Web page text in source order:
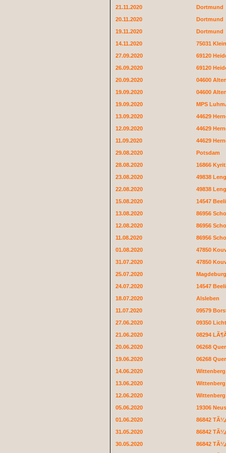
21.11.2020
Dortmund
20.11.2020
Dortmund
19.11.2020
Dortmund
14.11.2020
75031
27.09.2020
69120
26.09.2020
69120
20.09.2020
04600
19.09.2020
04600
19.09.2020
MPS
13.09.2020
44629
12.09.2020
44629
11.09.2020
44629
29.08.2020
Potsdam
28.08.2020
16866
23.08.2020
49838
22.08.2020
49838
15.08.2020
14547
13.08.2020
86956
12.08.2020
86956
11.08.2020
86956
01.08.2020
47850
31.07.2020
47850
25.07.2020
Magdeburg
24.07.2020
14547
18.07.2020
Alsleben
11.07.2020
09579
27.06.2020
09350
21.06.2020
08294
20.06.2020
06268
19.06.2020
06268
14.06.2020
Wittenberg
13.06.2020
Wittenberg
12.06.2020
Wittenberg
05.06.2020
19306
01.06.2020
86842
31.05.2020
86842
30.05.2020
86842